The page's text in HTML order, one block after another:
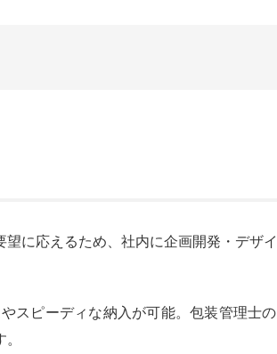
に応えるため、社内に企画開発・デザ
スピーディな納入が可能。包装管理士